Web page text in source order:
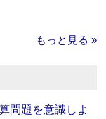
もっと見る »
問題を意識しよ